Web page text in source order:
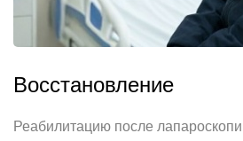
Восстановление
Реабилитацию после